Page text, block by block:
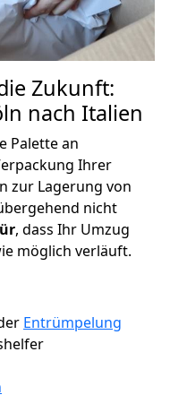
Zukunft:
nach Italien
Palette an
Ihrer
zur Lagerung von
nicht
, dass Ihr Umzug
möglich verläuft.
Entrümpelung